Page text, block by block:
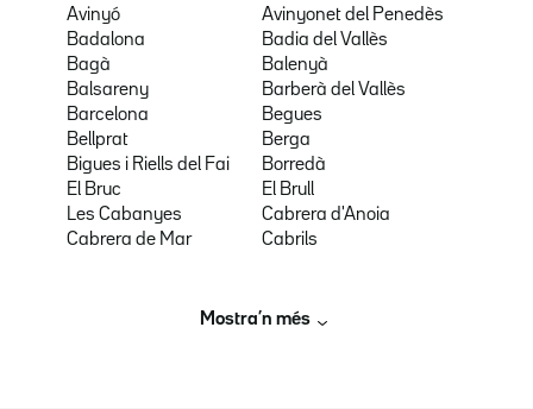
Avinyó
Avinyonet del Penedès
Badalona
Badia del Vallès
Bagà
Balenyà
Balsareny
Barberà del Vallès
Barcelona
Begues
Bellprat
Berga
Bigues i Riells del Fai
Borredà
El Bruc
El Brull
Les Cabanyes
Cabrera d'Anoia
Cabrera de Mar
Cabrils
Mostra’n més